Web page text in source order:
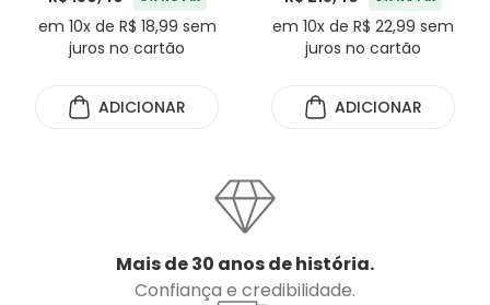
em 10x de R$ 18,99 sem
juros no cartão
ADICIONAR
em 10x de R$ 22,99 sem
juros no cartão
ADICIONAR
Mais de 30 anos de história.
Confiança e credibilidade.